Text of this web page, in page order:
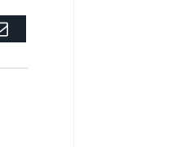
Email